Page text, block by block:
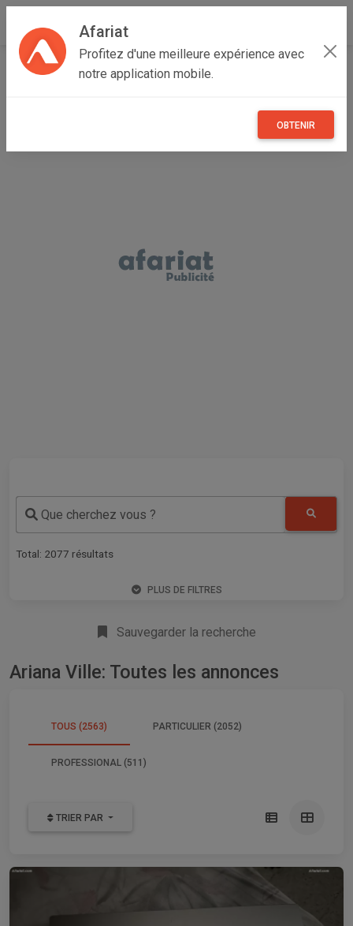
Afariat
Profitez d'une meilleure expérience avec
notre application mobile.
OBTENIR
Accueil Recherche Grand Tunis
Que cherchez vous ?
Total: 2077 résultats
PLUS DE FILTRES
Sauvegarder la recherche
Ariana Ville: Toutes les annonces
TOUS (2563) PARTICULIER (2052)
PROFESSIONAL (511)
TRIER PAR